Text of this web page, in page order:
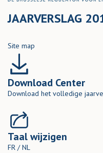
JAARVERSLAG
Site map
Download Center
Download het volledige
Taal wijzigen
FR /NL